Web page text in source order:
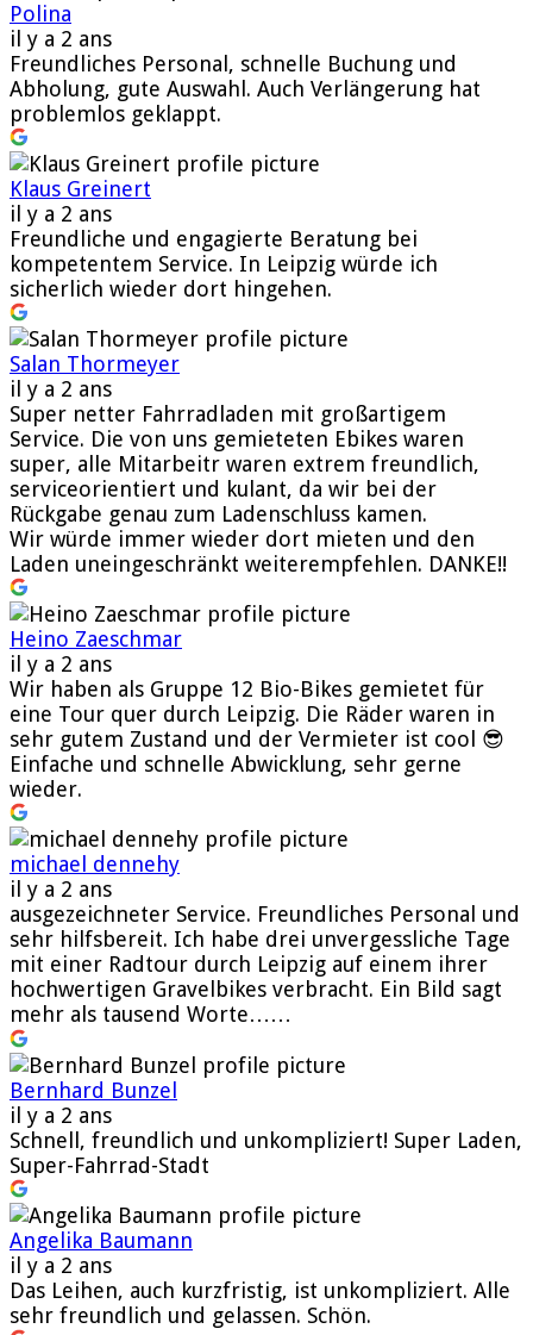
Polina
il y a 2 ans
Freundliches Personal, schnelle Buchung und
Abholung, gute Auswahl. Auch Verlängerung hat
problemlos geklappt.
Klaus Greinert
il y a 2 ans
Freundliche und engagierte Beratung bei
kompetentem Service. In Leipzig würde ich
sicherlich wieder dort hingehen.
Salan Thormeyer
il y a 2 ans
Super netter Fahrradladen mit großartigem
Service. Die von uns gemieteten Ebikes waren
super, alle Mitarbeitr waren extrem freundlich,
serviceorientiert und kulant, da wir bei der
Rückgabe genau zum Ladenschluss kamen.
Wir würde immer wieder dort mieten und den
Laden uneingeschränkt weiterempfehlen. DANKE!!
Heino Zaeschmar
il y a 2 ans
Wir haben als Gruppe 12 Bio-Bikes gemietet für
eine Tour quer durch Leipzig. Die Räder waren in
sehr gutem Zustand und der Vermieter ist cool 😎
Einfache und schnelle Abwicklung, sehr gerne
wieder.
michael dennehy
il y a 2 ans
ausgezeichneter Service. Freundliches Personal und
sehr hilfsbereit. Ich habe drei unvergessliche Tage
mit einer Radtour durch Leipzig auf einem ihrer
hochwertigen Gravelbikes verbracht. Ein Bild sagt
mehr als tausend Worte……
Bernhard Bunzel
il y a 2 ans
Schnell, freundlich und unkompliziert! Super Laden,
Super-Fahrrad-Stadt
Angelika Baumann
il y a 2 ans
Das Leihen, auch kurzfristig, ist unkompliziert. Alle
sehr freundlich und gelassen. Schön.